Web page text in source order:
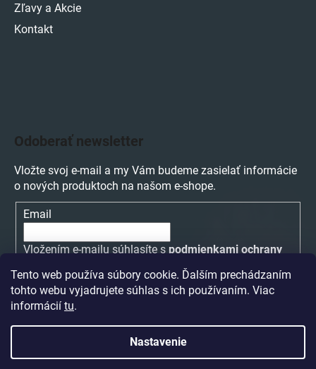
Tento web používa súbory cookie. Ďalším prechádzaním
tohto webu vyjadrujete súhlas s ich používaním. Viac
informácií tu.
Nastavenie
Zľavy a Akcie
Kontakt
Odoberať newsletter
Vložte svoj e-mail a my Vám budeme zasielať informácie
o nových produktoch na našom e-shope.
Email
Vložením e-mailu súhlasíte s podmienkami ochrany
PRIHLÁSIŤ SA